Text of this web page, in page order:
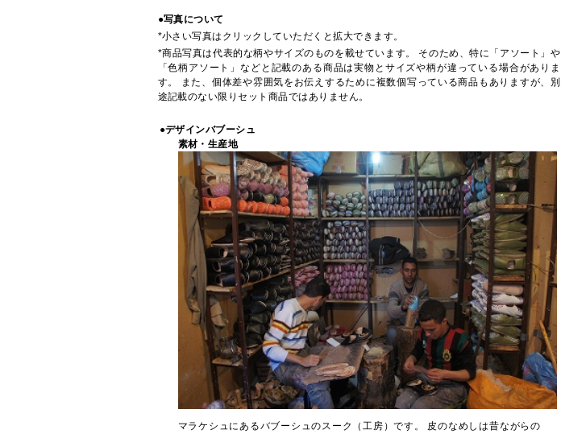
●写真について
*小さい写真はクリックしていただくと拡大できます。
*商品写真は代表的な柄やサイズのものを載せています。 そのため、特に「アソート」や
「色柄アソート」などと記載のある商品は実物とサイズや柄が違っている場合がありま
す。 また、個体差や雰囲気をお伝えするために複数個写っている商品もありますが、別
途記載のない限りセット商品ではありません。
●デザインバブーシュ
素材・生産地
マラケシュにあるバブーシュのスーク（工房）です。 皮のなめしは昔ながらの